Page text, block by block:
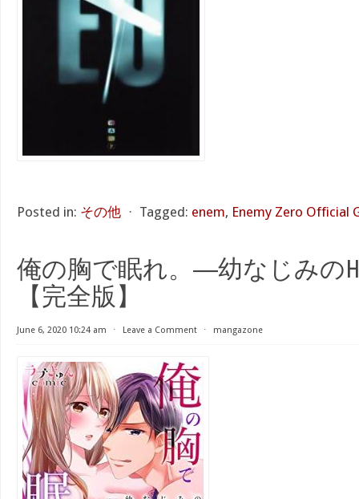
Posted in: その他 ⋅ Tagged: enem, Enemy Zero Official
俺の胸で眠れ。―幼なじみの
【完全版】
June 6, 2020 10:24 am ⋅ Leave a Comment ⋅ mangazone